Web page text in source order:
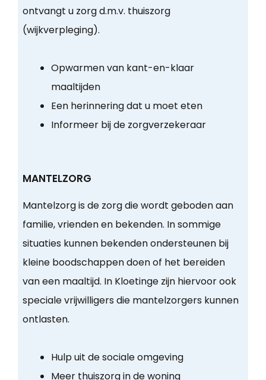
ontvangt u zorg d.m.v. thuiszorg
(wijkverpleging).
Opwarmen van kant-en-klaar
maaltijden
Een herinnering dat u moet eten
Informeer bij de zorgverzekeraar
MANTELZORG
Mantelzorg is de zorg die wordt geboden aan
familie, vrienden en bekenden. In sommige
situaties kunnen bekenden ondersteunen bij
kleine boodschappen doen of het bereiden
van een maaltijd. In Kloetinge zijn hiervoor ook
speciale vrijwilligers die mantelzorgers kunnen
ontlasten.
Hulp uit de sociale omgeving
Meer thuiszorg in de woning